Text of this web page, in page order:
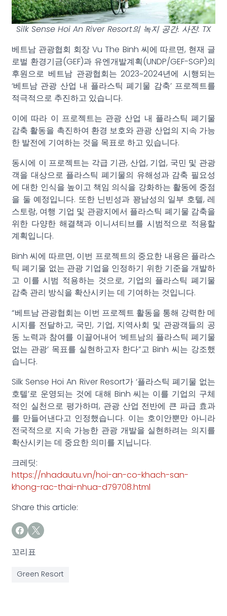
Silk Sense Hoi An River Resort의 녹지 공간. 사진: TX
베트남 관광협회 회장 Vu The Binh 씨에 따르면, 현재 글
로벌 환경기금(GEF)과 유엔개발계획(UNDP/GEF-SGP)의
후원으로 베트남 관광협회는 2023~2024년에 시행되는
‘베트남 관광 산업 내 플라스틱 폐기물 감축’ 프로젝트를
적극적으로 추진하고 있습니다.
이에 따라 이 프로젝트는 관광 산업 내 플라스틱 폐기물
감축 활동을 촉진하여 환경 보호와 관광 산업의 지속 가능
한 발전에 기여하는 것을 목표로 하고 있습니다.
동시에 이 프로젝트는 각급 기관, 산업, 기업, 국민 및 관광
객을 대상으로 플라스틱 폐기물의 유해성과 감축 필요성
에 대한 인식을 높이고 책임 의식을 강화하는 활동에 중점
을 둘 예정입니다. 또한 닌빈성과 꽝남성의 일부 호텔, 레
스토랑, 여행 기업 및 관광지에서 플라스틱 폐기물 감축을
위한 다양한 해결책과 이니셔티브를 시범적으로 적용할
계획입니다.
Binh 씨에 따르면, 이번 프로젝트의 중요한 내용은 플라스
틱 폐기물 없는 관광 기업을 인정하기 위한 기준을 개발하
고 이를 시범 적용하는 것으로, 기업의 플라스틱 폐기물
감축 관리 방식을 확산시키는 데 기여하는 것입니다.
“베트남 관광협회는 이번 프로젝트 활동을 통해 강력한 메
시지를 전달하고, 국민, 기업, 지역사회 및 관광객들의 공
동 노력과 참여를 이끌어내어 ‘베트남의 플라스틱 폐기물
없는 관광’ 목표를 실현하고자 한다”고 Binh 씨는 강조했
습니다.
Silk Sense Hoi An River Resort가 ‘플라스틱 폐기물 없는
호텔’로 운영되는 것에 대해 Binh 씨는 이를 기업의 구체
적인 실천으로 평가하며, 관광 산업 전반에 큰 파급 효과
를 만들어낸다고 인정했습니다. 이는 호이안뿐만 아니라
전국적으로 지속 가능한 관광 개발을 실현하려는 의지를
확산시키는 데 중요한 의미를 지닙니다.
크레딧:
https://nhadautu.vn/hoi-an-co-khach-san-
khong-rac-thai-nhua-d79708.html
Share this article:
꼬리표
Green Resort